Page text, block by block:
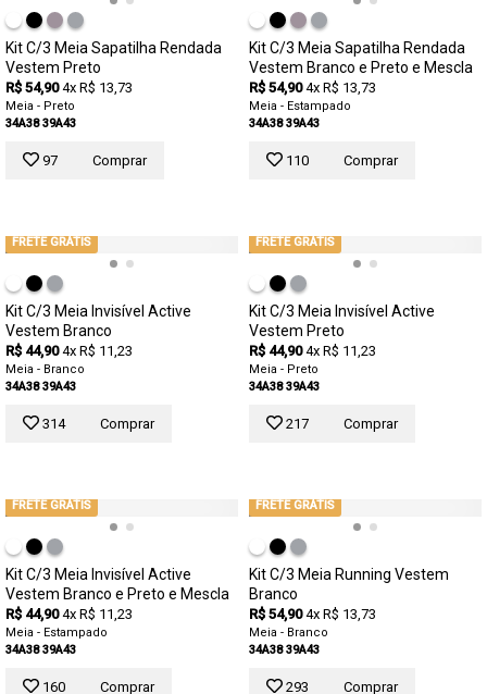
Kit C/3 Meia Sapatilha Rendada
Vestem Preto
R$ 54,90 4x R$ 13,73
Meia - Preto
34A38 39A43
97 Comprar
Kit C/3 Meia Sapatilha Rendada
Vestem Branco e Preto e Mescla
R$ 54,90 4x R$ 13,73
Meia - Estampado
34A38 39A43
110 Comprar
FRETE GRÁTIS
Kit C/3 Meia Invisível Active
Vestem Branco
R$ 44,90 4x R$ 11,23
Meia - Branco
34A38 39A43
314 Comprar
FRETE GRÁTIS
Kit C/3 Meia Invisível Active
Vestem Preto
R$ 44,90 4x R$ 11,23
Meia - Preto
34A38 39A43
217 Comprar
FRETE GRÁTIS
Kit C/3 Meia Invisível Active
Vestem Branco e Preto e Mescla
R$ 44,90 4x R$ 11,23
Meia - Estampado
34A38 39A43
160 Comprar
FRETE GRÁTIS
Kit C/3 Meia Running Vestem
Branco
R$ 54,90 4x R$ 13,73
Meia - Branco
34A38 39A43
293 Comprar